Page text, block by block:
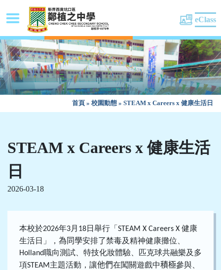
eClass
首頁 » 校園動態 » STEAM x Careers x 健康生活日
STEAM x Careers x 健康生活
日
2026-03-18
本校於2026年3月 18日舉行「 STEAM X Careers X 健康
生活日」， 為同學安排了禁毒及精神健康攤位、
Holland職向測試、特技化妝體驗、匹克球共融樂及多
項STEAM主題活動，讓他們在闖關遊戲中積極參與、